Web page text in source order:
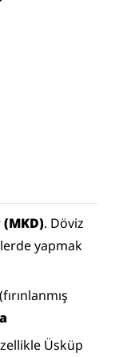
. Döviz
yapmak
(fırınlanmış
Üsküp